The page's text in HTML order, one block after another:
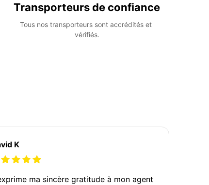
Transporteurs de confiance
Tous nos transporteurs sont accrédités et
vérifiés.
K
ma sincère gratitude à mon agent